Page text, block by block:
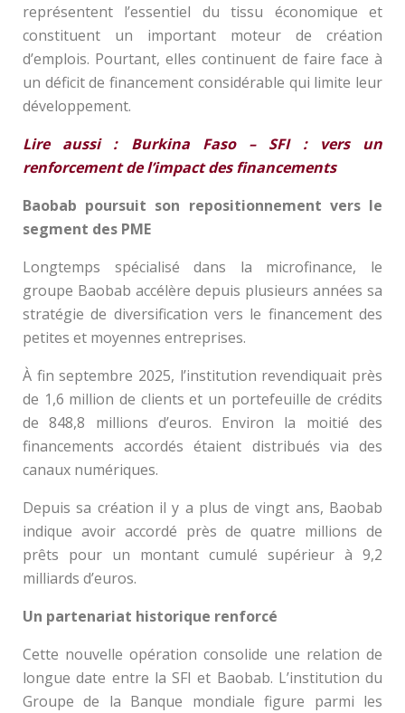
représentent l’essentiel du tissu économique et
constituent un important moteur de création
d’emplois. Pourtant, elles continuent de faire face à
un déficit de financement considérable qui limite leur
développement.
Lire aussi : Burkina Faso – SFI : vers un
renforcement de l’impact des financements
Baobab poursuit son repositionnement vers le
segment des PME
Longtemps spécialisé dans la microfinance, le
groupe Baobab accélère depuis plusieurs années sa
stratégie de diversification vers le financement des
petites et moyennes entreprises.
À fin septembre 2025, l’institution revendiquait près
de 1,6 million de clients et un portefeuille de crédits
de 848,8 millions d’euros. Environ la moitié des
financements accordés étaient distribués via des
canaux numériques.
Depuis sa création il y a plus de vingt ans, Baobab
indique avoir accordé près de quatre millions de
prêts pour un montant cumulé supérieur à 9,2
milliards d’euros.
Un partenariat historique renforcé
Cette nouvelle opération consolide une relation de
longue date entre la SFI et Baobab. L’institution du
Groupe de la Banque mondiale figure parmi les